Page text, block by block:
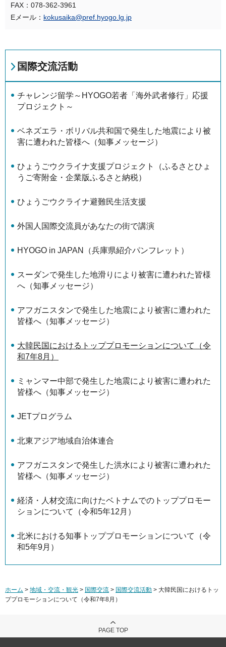
FAX：078-362-3961
Eメール： kokusaika@pref.hyogo.lg.jp
国際交流活動
チャレンジ留学～HYOGO若者「海外武者修行」応援
プロジェクト～
ベネズエラ・ボリバル共和国で発生した地震により被
害に遭われた皆様へ（知事メッセージ）
ひょうごウクライナ支援プロジェクト（ふるさとひょ
うご寄附金・企業版ふるさと納税）
ひょうごウクライナ避難民生活支援
外国人国際交流員があなたの街で講演
HYOGO in JAPAN（兵庫県紹介パンフレット）
スーダンで発生した地滑りにより被害に遭われた皆様
へ（知事メッセージ）
アフガニスタンで発生した地震により被害に遭われた
皆様へ（知事メッセージ）
大韓民国におけるトッププロモーションについて（令
和7年8月）
ミャンマー中部で発生した地震により被害に遭われた
皆様へ（知事メッセージ）
JETプログラム
北東アジア地域自治体連合
アフガニスタンで発生した洪水により被害に遭われた
皆様へ（知事メッセージ）
経済・人材交流に向けたベトナムでのトッププロモー
ションについて（令和5年12月）
北米における知事トッププロモーションについて（令
和5年9月）
ホーム > 地域・交流・観光 > 国際交流 > 国際交流活動 > 大韓民国におけるトッ
ププロモーションについて（令和7年8月）
PAGE TOP